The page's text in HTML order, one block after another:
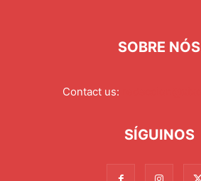
SOBRE NÓS
Contact us:
SÍGUINOS